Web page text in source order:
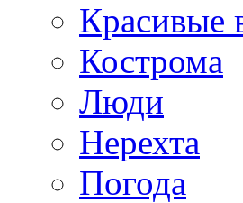
Красивые
Кострома
Люди
Нерехта
Погода